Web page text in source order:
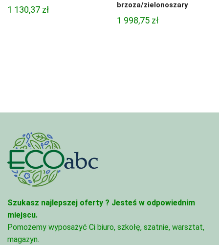
1 130,37 zł
brzoza/zielonoszary
1 998,75 zł
Szukasz najlepszej oferty ? Jesteś w odpowiednim
miejscu.
Pomożemy wyposażyć Ci biuro, szkołę, szatnie, warsztat,
magazyn.